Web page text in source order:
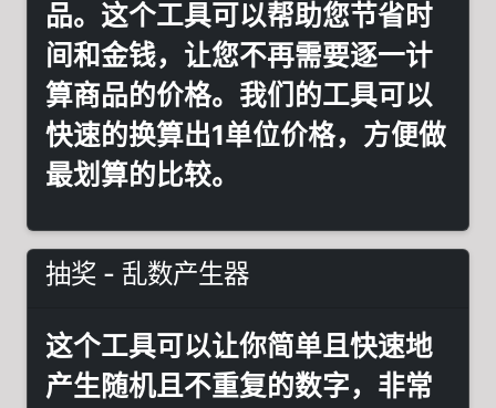
品。这个工具可以帮助您节省时
间和金钱，让您不再需要逐一计
算商品的价格。我们的工具可以
快速的换算出1单位价格，方便做
最划算的比较。
抽奖 - 乱数产生器
这个工具可以让你简单且快速地
产生随机且不重复的数字，非常